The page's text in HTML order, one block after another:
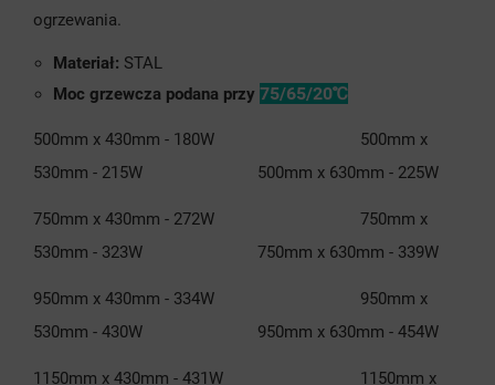
ogrzewania.
Materiał: STAL
Moc grzewcza podana przy 75/65/20℃
500mm x 430mm - 180W 500mm x
530mm - 215W 500mm x 630mm - 225W
750mm x 430mm - 272W 750mm x
530mm - 323W 750mm x 630mm - 339W
950mm x 430mm - 334W 950mm x
530mm - 430W 950mm x 630mm - 454W
1150mm x 430mm - 431W 1150mm x